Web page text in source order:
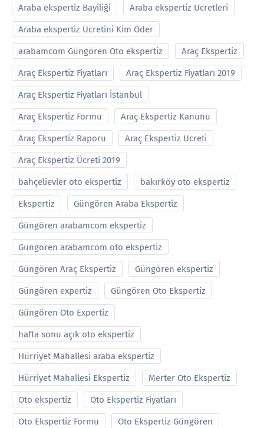
Araba ekspertiz Bayiliği Araba ekspertiz Ucretleri
Araba ekspertiz Ücretini Kim Öder
arabamcom Güngören Oto ekspertiz Araç Ekspertiz
Araç Ekspertiz Fiyatları Araç Ekspertiz Fiyatları 2019
Araç Ekspertiz Fiyatları İstanbul
Araç Ekspertiz Formu Araç Ekspertiz Kanunu
Araç Ekspertiz Raporu Araç Ekspertiz Ucreti
Araç Ekspertiz Ücreti 2019
bahçelievler oto ekspertiz bakırköy oto ekspertiz
Ekspertiz Güngören Araba Ekspertiz
Güngören arabamcom ekspertiz
Güngören arabamcom oto ekspertiz
Güngören Araç Ekspertiz Güngören ekspertiz
Güngören expertiz Güngören Oto Ekspertiz
Güngören Oto Expertiz
hafta sonu açık oto ekspertiz
Hürriyet Mahallesi araba ekspertiz
Hürriyet Mahallesi Ekspertiz Merter Oto Ekspertiz
Oto ekspertiz Oto Ekspertiz Fiyatları
Oto Ekspertiz Formu Oto Ekspertiz Güngören